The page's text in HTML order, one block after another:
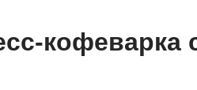
кофеварка